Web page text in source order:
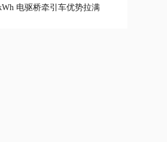
电驱桥牵引车优势拉满